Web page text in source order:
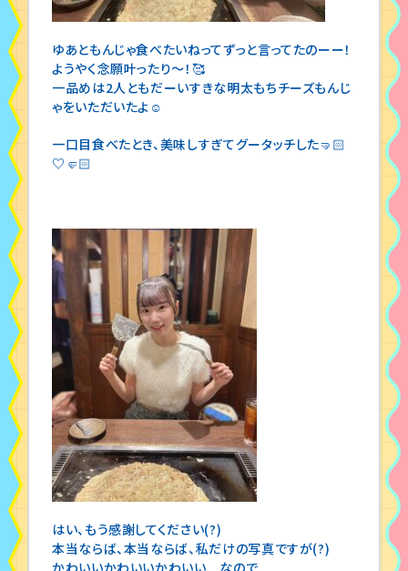
ゆあともんじゃ食べたいねってずっと言ってたのーー！
ようやく念願叶ったり〜！🥰
一品めは2人ともだーいすきな明太もちチーズもんじ
ゃをいただいたよ☺
一口目食べたとき、美味しすぎてグータッチした🤜🏻
♡🤛🏻
はい、もう感謝してください(?)
本当ならば、本当ならば、私だけの写真ですが(?)
かわいいかわいいかわいい なので